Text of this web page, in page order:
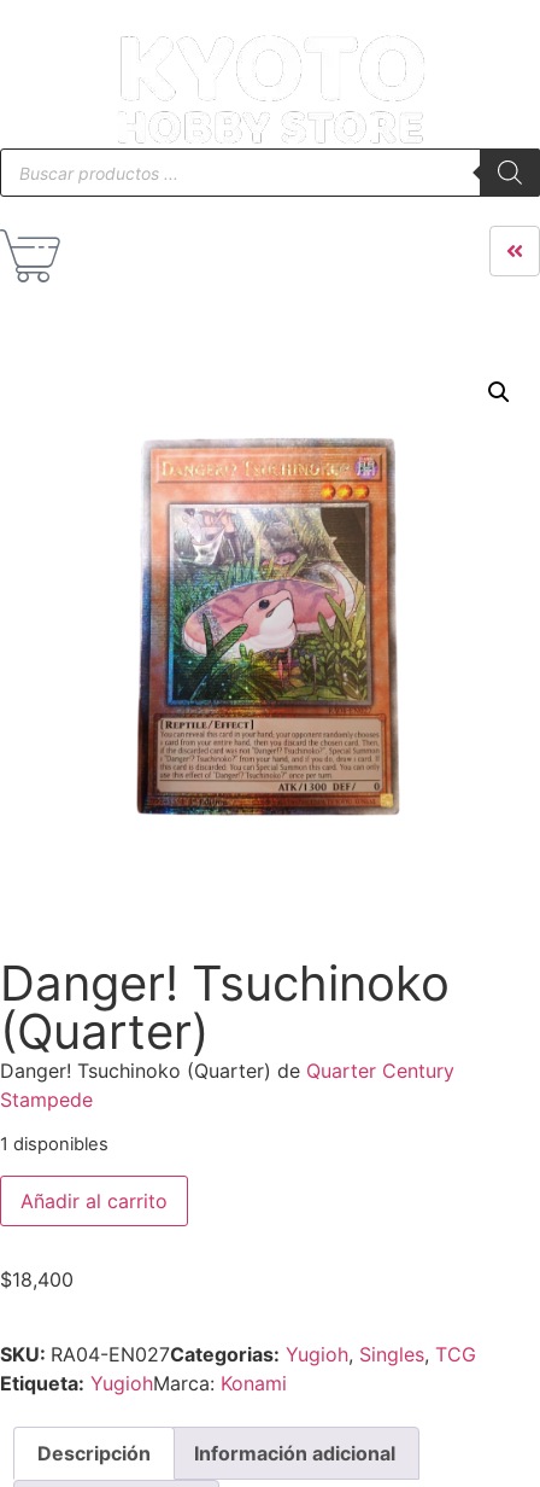
Danger! Tsuchinoko
(Quarter)
Danger! Tsuchinoko (Quarter) de Quarter Century
Stampede
1 disponibles
Añadir al carrito
$18,400
SKU: RA04-EN027Categorias: Yugioh, Singles, TCG
Etiqueta: YugiohMarca: Konami
Descripción Información adicional